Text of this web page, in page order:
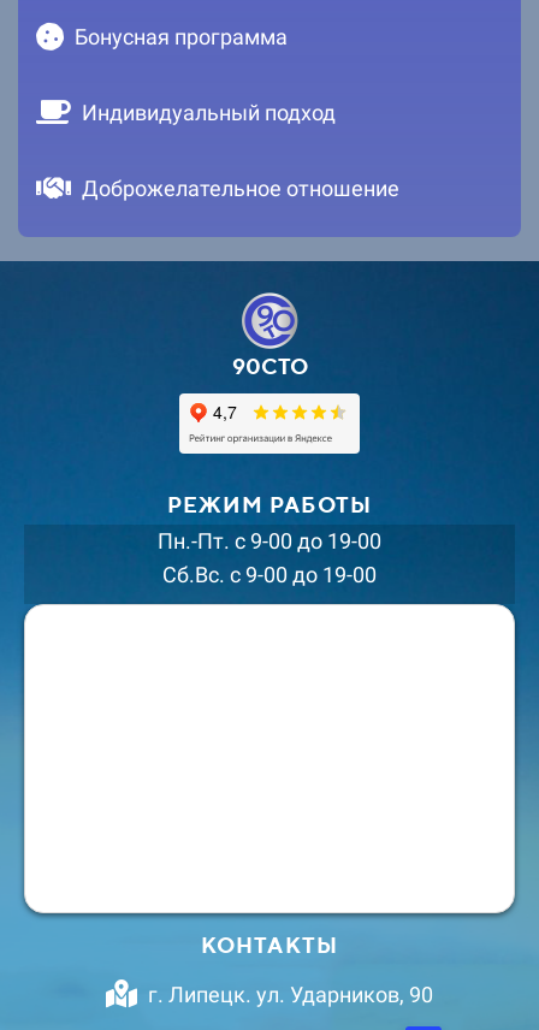
Бонусная программа
Индивидуальный подход
Доброжелательное отношение
90СТО
РЕЖИМ РАБОТЫ
Пн.-Пт. с 9-00 до 19-00
Сб.Вс. с 9-00 до 19-00
КОНТАКТЫ
г. Липецк. ул. Ударников, 90